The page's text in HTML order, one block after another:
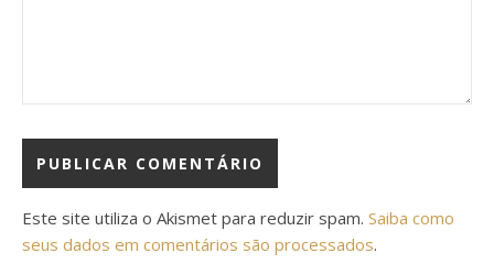
Este site utiliza o Akismet para reduzir spam. Saiba como
seus dados em comentários são processados.